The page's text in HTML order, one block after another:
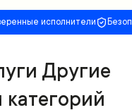
исполнители
Другие